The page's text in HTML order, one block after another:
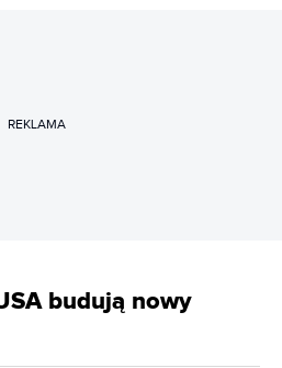
REKLAMA
budują nowy